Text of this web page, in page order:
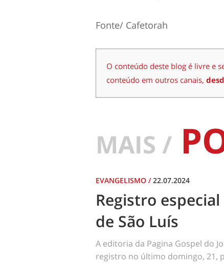
Fonte/ Cafetorah
O conteúdo deste blog é livre e
conteúdo em outros canais,
MAIS /
EVANGELISMO /22.07.2024
Registro
de São Luís
A editoria da Pagina Gospel do
registro no último domingo, 21,